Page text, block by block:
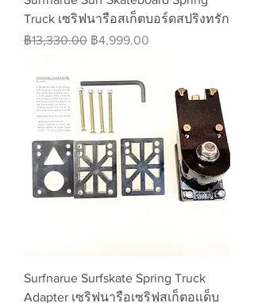
Truck เซริฟนารือสเก็ตบอร์ดสปริงทรัก
ราคาปกติ
฿13,330.00 ราคาขายลด
฿4,999.00
Surfnarue Surfskate Spring Truck
Adapter เซริฟนารือเซริฟสเก็ตอเเด็บ